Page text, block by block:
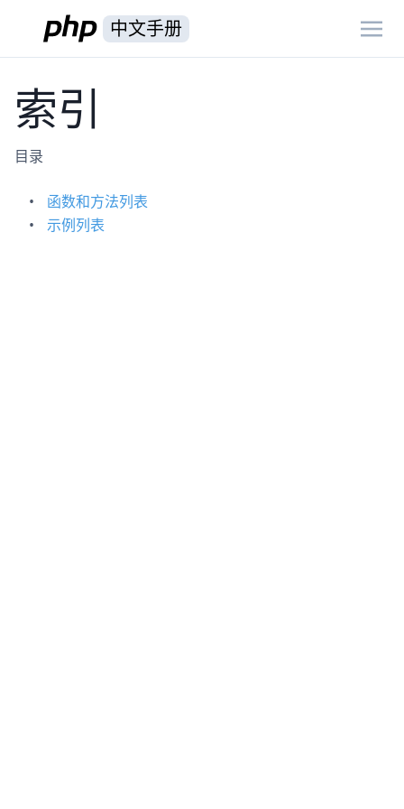
中文手册
索引
目录
函数和方法列表
示例列表